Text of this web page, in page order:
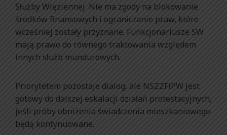
Służby Więziennej. Nie ma zgody na blokowanie
środków finansowych i ograniczanie praw, które
wcześniej zostały przyznane. Funkcjonariusze SW
mają prawo do równego traktowania względem
innych służb mundurowych.
Priorytetem pozostaje dialog, ale NSZZFiPW jest
gotowy do dalszej eskalacji działań protestacyjnych,
jeśli próby obniżenia świadczenia mieszkaniowego
będą kontynuowane.